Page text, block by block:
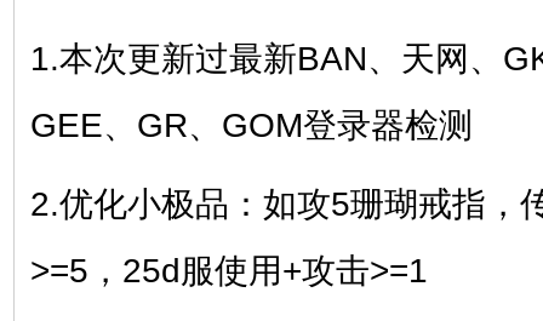
1.本次更新过最新BAN、天网、
GEE、 GR、GOM登录器检测
2.优化小极品：如攻5珊瑚戒指，
>=5，25d服使用+攻击>=1